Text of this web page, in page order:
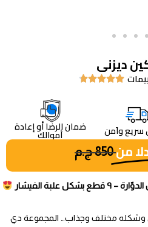
ديزنى





سريع واَمن ضمان الرضا أو إعادة
أموالك
من 850ج.م
علبة الفيشار
مختلف وجذاب… المجموعة دي